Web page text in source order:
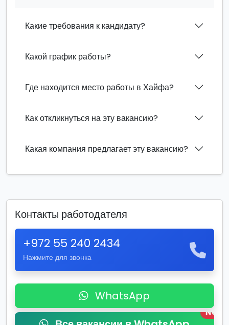
Какие требования к кандидату?
Какой график работы?
Где находится место работы в Хайфа?
Как откликнуться на эту вакансию?
Какая компания предлагает эту вакансию?
Контакты работодателя
+972 55 240 2434
Нажмите для звонка
WhatsApp
New